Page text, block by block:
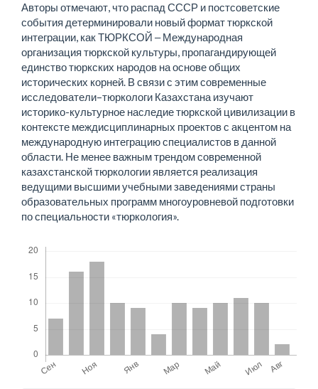
Авторы отмечают, что распад СССР и постсоветские
события детерминировали новый формат тюркской
интеграции, как ТЮРКСОЙ ‒ Международная
организация тюркской культуры, пропагандирующей
единство тюркских народов на основе общих
исторических корней. В связи с этим современные
исследователи–тюркологи Казахстана изучают
историко-культурное наследие тюркской цивилизации в
контексте междисциплинарных проектов с акцентом на
международную интеграцию специалистов в данной
области. Не менее важным трендом современной
казахстанской тюркологии является реализация
ведущими высшими учебными заведениями страны
образовательных программ многоуровневой подготовки
по специальности «тюркология».